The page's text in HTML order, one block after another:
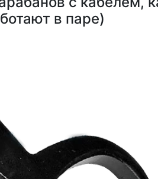
в паре)